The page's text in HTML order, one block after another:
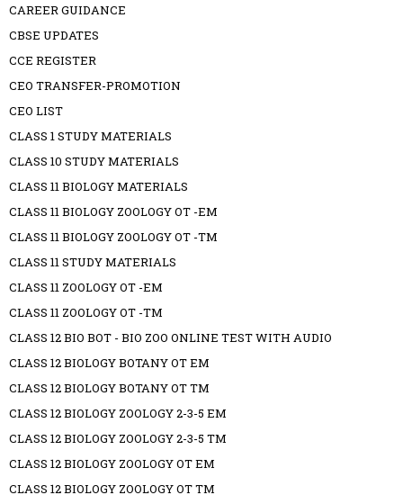
CAREER GUIDANCE
CBSE UPDATES
CCE REGISTER
CEO TRANSFER-PROMOTION
CEO LIST
CLASS 1 STUDY MATERIALS
CLASS 10 STUDY MATERIALS
CLASS 11 BIOLOGY MATERIALS
CLASS 11 BIOLOGY ZOOLOGY OT -EM
CLASS 11 BIOLOGY ZOOLOGY OT -TM
CLASS 11 STUDY MATERIALS
CLASS 11 ZOOLOGY OT -EM
CLASS 11 ZOOLOGY OT -TM
CLASS 12 BIO BOT - BIO ZOO ONLINE TEST WITH AUDIO
CLASS 12 BIOLOGY BOTANY OT EM
CLASS 12 BIOLOGY BOTANY OT TM
CLASS 12 BIOLOGY ZOOLOGY 2-3-5 EM
CLASS 12 BIOLOGY ZOOLOGY 2-3-5 TM
CLASS 12 BIOLOGY ZOOLOGY OT EM
CLASS 12 BIOLOGY ZOOLOGY OT TM